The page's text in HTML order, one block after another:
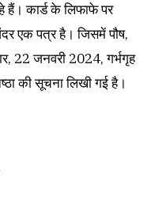
हैं। कार्ड के लिफाफे पर
एक पत्र है। जिसमें पौष,
22 जनवरी 2024, गर्भगृह
की सूचना लिखी गई है।